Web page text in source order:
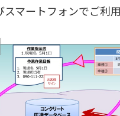
マートフォンでご利用